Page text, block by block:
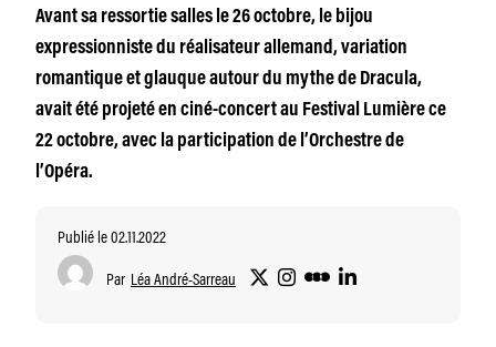
Avant sa ressortie salles le 26 octobre, le bijou
expressionniste du réalisateur allemand, variation
romantique et glauque autour du mythe de Dracula,
avait été projeté en ciné-concert au Festival Lumière ce
22 octobre, avec la participation de l’Orchestre de
l’Opéra.
Publié le 02.11.2022
Par Léa André-Sarreau